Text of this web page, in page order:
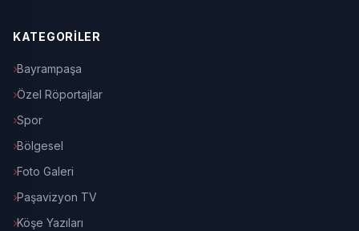
KATEGORİLER
Bayrampaşa
Özel Röportajlar
Spor
Bölgesel
Foto Galeri
Paşavizyon TV
Köşe Yazıları